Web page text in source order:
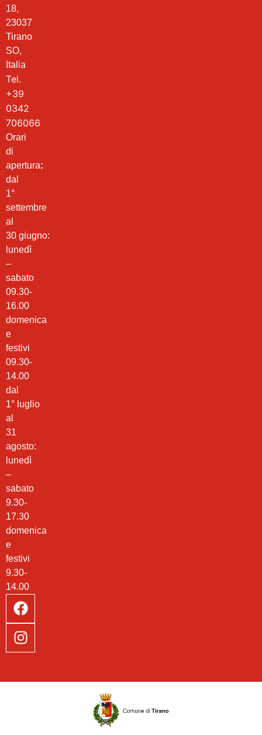
18,
23037
Tirano
SO,
Italia
Tel.
+39
0342
706066
Orari
di
apertura:
dal
1°
settembre
al
30 giugno:
lunedì
–
sabato
09.30-
16.00
domenica
e
festivi
09.30-
14.00
dal
1° luglio
al
31
agosto:
lunedì
–
sabato
9.30-
17.30
domenica
e
festivi
9.30-
14.00